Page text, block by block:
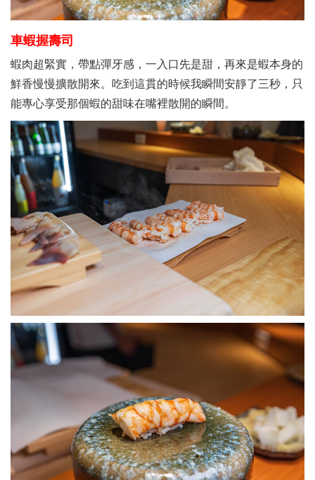
車蝦握壽司
蝦肉超緊實，帶點彈牙感，一入口先是甜，再來是蝦本身的
鮮香慢慢擴散開來。吃到這貫的時候我瞬間安靜了三秒，只
能專心享受那個蝦的甜味在嘴裡散開的瞬間。